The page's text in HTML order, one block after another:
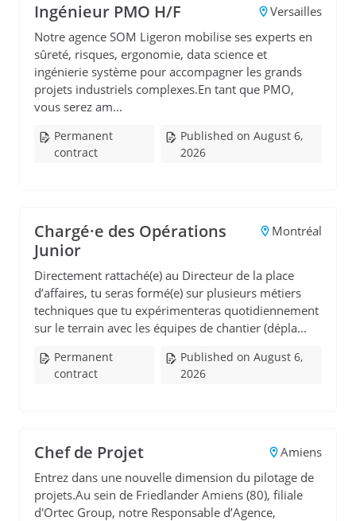
Ingénieur PMO H/F
Versailles
Notre agence SOM Ligeron mobilise ses experts en
sûreté, risques, ergonomie, data science et
ingénierie système pour accompagner les grands
projets industriels complexes.En tant que PMO,
vous serez am...
Permanent
contract
Published on August 6,
2026
Chargé·e des Opérations
Junior
Montréal
Directement rattaché(e) au Directeur de la place
d’affaires, tu seras formé(e) sur plusieurs métiers
techniques que tu expérimenteras quotidiennement
sur le terrain avec les équipes de chantier (dépla...
Permanent
contract
Published on August 6,
2026
Chef de Projet
Amiens
Entrez dans une nouvelle dimension du pilotage de
projets.Au sein de Friedlander Amiens (80), filiale
d'Ortec Group, notre Responsable d’Agence,